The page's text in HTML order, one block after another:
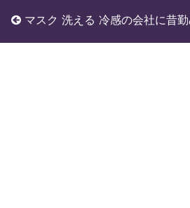
マスク 洗える 冷感の会社に昔